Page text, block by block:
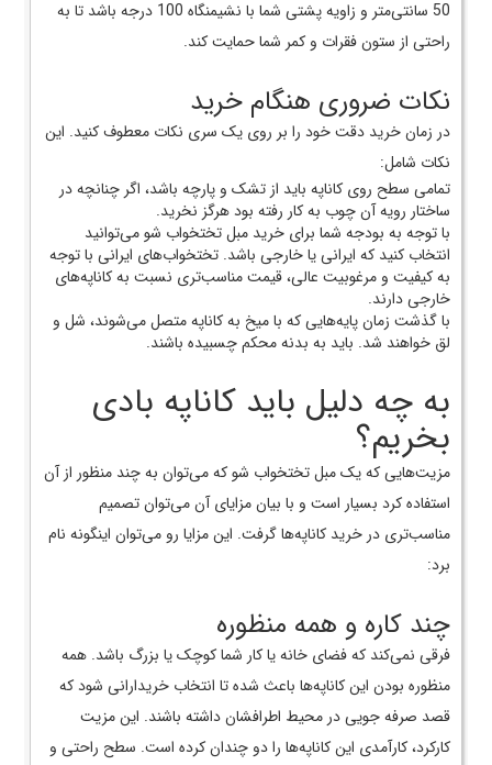
50 سانتی‌متر و زاویه پشتی شما با نشیمنگاه 100 درجه باشد تا به
راحتی از ستون فقرات و کمر شما حمایت کند.
نکات ضروری هنگام خرید
در زمان خرید دقت خود را بر روی یک سری نکات معطوف کنید. این
نکات شامل:
تمامی سطح روی کاناپه باید از تشک و پارچه باشد، اگر چنانچه در
ساختار رویه آن چوب به کار رفته بود هرگز نخرید.
با توجه به بودجه شما برای خرید مبل تختخواب شو می‌توانید
انتخاب کنید که ایرانی یا خارجی باشد. تختخواب‌های ایرانی با توجه
به کیفیت و مرغوبیت عالی، قیمت مناسب‌تری نسبت به کاناپه‌های
خارجی دارند.
با گذشت زمان پایه‌هایی که با میخ به کاناپه متصل می‌شوند، شل و
لق خواهند شد. باید به بدنه محکم چسبیده باشند.
به چه دلیل باید کاناپه بادی
بخریم؟
مزیت‌هایی که یک مبل تختخواب شو که می‌توان به چند منظور از آن
استفاده کرد بسیار است و با بیان مزایای آن می‌توان تصمیم
مناسب‌تری در خرید کاناپه‌ها گرفت. این مزایا رو می‌توان اینگونه نام
برد:
چند کاره و همه منظوره
فرقی نمی‌کند که فضای خانه یا کار شما کوچک یا بزرگ باشد. همه
منظوره بودن این کاناپه‌ها باعث شده تا انتخاب خریدارانی شود که
قصد صرفه جویی در محیط اطرافشان داشته باشند. این مزیت
کارکرد، کارآمدی این کاناپه‌ها را دو چندان کرده است. سطح راحتی و